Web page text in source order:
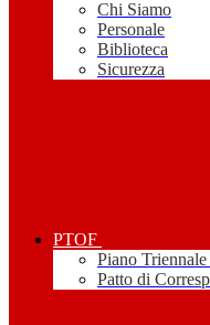
Chi Siamo
Personale
Biblioteca
Sicurezza
PTOF
Piano
Patto di